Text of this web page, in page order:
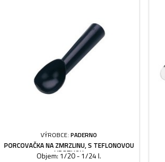
VÝROBCE:PADERNO
PORCOVAČKA NA ZMRZLINU, S TEFLONOVOU
VRSTVOU
Objem: 1/20 - 1/24 l.